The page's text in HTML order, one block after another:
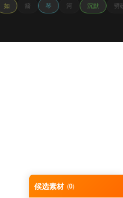
如 箭 琴 河 沉默 劈
候选素材 (0)